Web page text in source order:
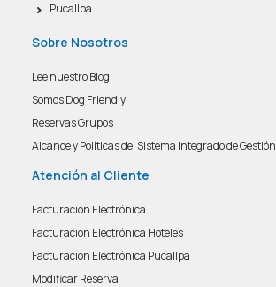
Pucallpa
Sobre Nosotros
Lee nuestro Blog
Somos Dog Friendly
Reservas Grupos
Alcance y Políticas del Sistema Integrado de Gestión
Atención al Cliente
Facturación Electrónica
Facturación Electrónica Hoteles
Facturación Electrónica Pucallpa
Modificar Reserva